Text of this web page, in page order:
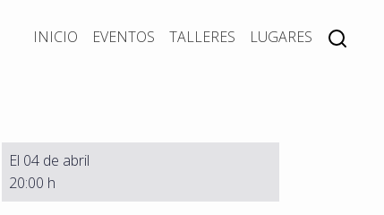
INICIO EVENTOS TALLERES LUGARES
El 04 de abril
20:00 h